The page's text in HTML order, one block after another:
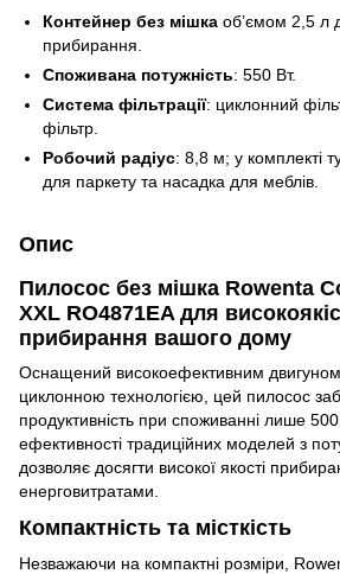
Контейнер без мішка об’ємом 2,5 л
прибирання.
Споживана потужність: 550 Вт.
Система фільтрації: циклонний
фільтр.
Робочий радіус: 8,8 м; у комплекті
для паркету та насадка для меблів.
Опис
Пилосос без мішка Rowenta
XXL RO4871EA для
прибирання вашого дому
Оснащений високоефективним
циклонною технологією, цей пилосос
продуктивність при споживанні лише
ефективності традиційних моделей з
дозволяє досягти високої якості
енерговитратами.
Компактність та місткість
Незважаючи на компактні розміри,